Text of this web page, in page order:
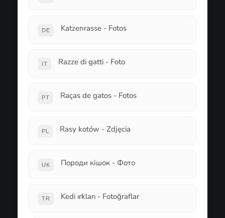
DE Katzenrasse - Fotos
IT Razze di gatti - Foto
PT Raças de gatos - Fotos
PL Rasy kotów - Zdjęcia
UK Породи кішок - Фото
TR Kedi ırkları - Fotoğraflar